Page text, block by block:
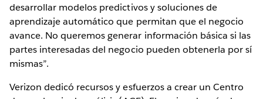
desarrollar modelos predictivos y soluciones de
aprendizaje automático que permitan que el negocio
avance. No queremos generar información básica si las
partes interesadas del negocio pueden obtenerla por sí
mismas”.
Verizon dedicó recursos y esfuerzos a crear un Centro